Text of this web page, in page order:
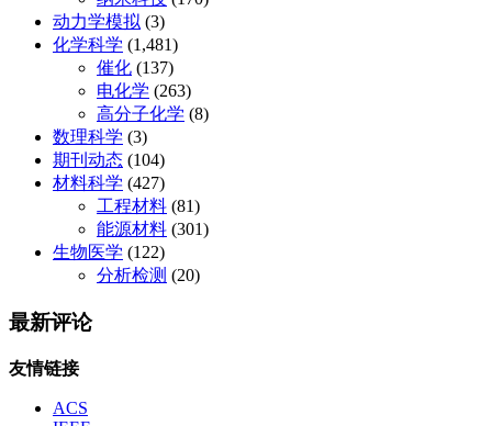
动力学模拟 (3)
化学科学 (1,481)
催化 (137)
电化学 (263)
高分子化学 (8)
数理科学 (3)
期刊动态 (104)
材料科学 (427)
工程材料 (81)
能源材料 (301)
生物医学 (122)
分析检测 (20)
最新评论
友情链接
ACS